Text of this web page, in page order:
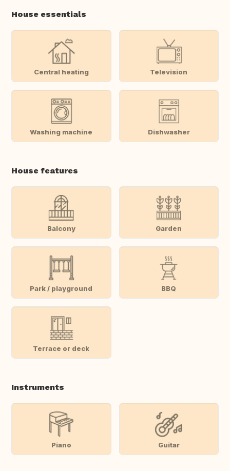
House essentials
Central heating Television
Washing machine Dishwasher
House features
Balcony Garden
Park / playground BBQ
Terrace or deck
Instruments
Piano Guitar